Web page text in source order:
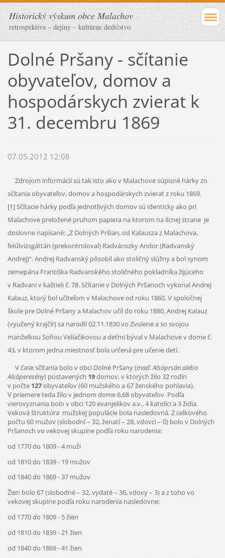
Historický výskum obce Malachov
retrospektíva – dejiny – kultúrne dedičstvo
Dolné Pršany - sčítanie
obyvateľov, domov a
hospodárskych zvierat k
31. decembru 1869
07.05.2012 12:08
Zdrojom informácií sú tak isto ako v Malachove súpisné hárky zo
sčítania obyvateľov, domov a hospodárskych zvierat z roku 1869.
[1]Sčítacie hárky podľa jednotlivých domov sú identicky ako pri
Malachove preložené pruhom papiera na ktorom na lícnej strane je
doslovne napísané: „Z Dolných Pršian, od Kalausza z Malachova,
felűlvizsgáttán (prekontroloval) Radvánszky Andor (Radvanský
Andrej)“. Andrej Radvanský pôsobil ako stoličný slúžny a bol synom
zemepána Františka Radvanského stoličného pokladníka žijúceho
v Radvani v kaštieli č. 78. Sčítanie v Dolných Pršanoch vykonal Andrej
Kalauz, ktorý bol učiteľom v Malachove od roku 1860. V spoločnej
škole pre Dolné Pršany a Malachov učil do roku 1880. Andrej Kalauz
(vyučený krajčír) sa narodil 02.11.1830 vo Zvolene a so svojou
manželkou Sofiou Veliačikovou a deťmi býval v Malachove v dome č.
43, v ktorom jedna miestnosť bola určená pre učenie detí.
V čase sčítania bolo v obci Dolné Pršany (maď. Alsóprsán alebo
Alsóperesény) postavených 19domov, v ktorých žilo 32 rodín
v počte 127obyvateľov (60 mužského a 67 ženského pohlavia).
V priemere teda žilo v jednom dome 6,68 obyvateľov. Podľa
vierovyznania bolo v obci 120 evanjelikov a.v., 4 katolíci a 3 židia.
Veková štruktúra mužskej populácie bola nasledovná. Z celkového
počtu 60 mužov (slobodní – 32, ženatí – 28, vdovci – 0) bolo v Dolných
Pršanoch vo vekovej skupine podľa roku narodenia:
od 1770 do 1809 - 4 muži
od 1810 do 1839 - 19 mužov
od 1840 do 1869 - 37 mužov
Žien bolo 67 (slobodné – 32, vydaté – 36, vdovy – 3) a z toho vo
vekovej skupine podľa roku narodenia nasledovne:
od 1770 do 1809 - 5 žien
od 1810 do 1839 - 21 žien
od 1840 do 1869 - 41 žien